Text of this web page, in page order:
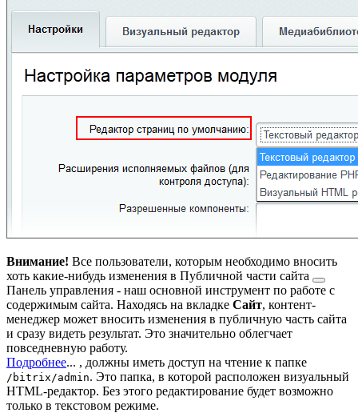
Внимание! Все пользователи, которым необходимо вносить
хоть какие-нибудь изменения в Публичной части сайта
Панель управления - наш основной инструмент по работе с
содержимым сайта. Находясь на вкладке Сайт, контент-
менеджер может вносить изменения в публичную часть сайта
и сразу видеть результат. Это значительно облегчает
повседневную работу.
Подробнее... , должны иметь доступ на чтение к папке
/bitrix/admin. Это папка, в которой расположен визуальный
HTML-редактор. Без этого редактирование будет возможно
только в текстовом режиме.